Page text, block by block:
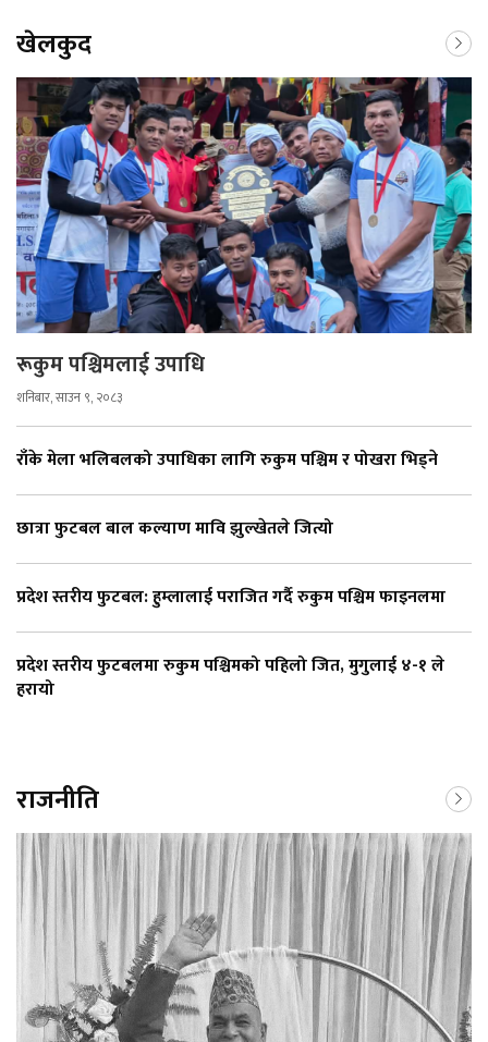
खेलकुद
रूकुम पश्चिमलाई उपाधि
शनिबार, साउन ९, २०८३
राँके मेला भलिबलको उपाधिका लागि रुकुम पश्चिम र पोखरा भिड्ने
छात्रा फुटबल बाल कल्याण मावि झुल्खेतले जित्यो
प्रदेश स्तरीय फुटबल: हुम्लालाई पराजित गर्दै रुकुम पश्चिम फाइनलमा
प्रदेश स्तरीय फुटबलमा रुकुम पश्चिमको पहिलो जित, मुगुलाई ४-१ ले
हरायो
राजनीति